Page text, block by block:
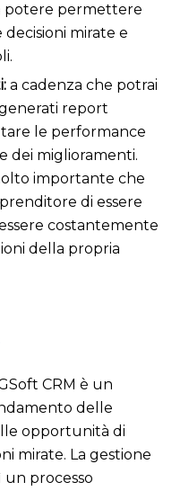
potere permettere
decisioni mirate e
a cadenza che potrai
report
le performance
dei miglioramenti.
importante che
di essere
costantemente
della propria
CRM è un
delle
opportunità di
mirate. La gestione
processo